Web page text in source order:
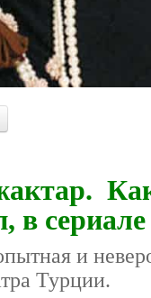
в
и
Турции.